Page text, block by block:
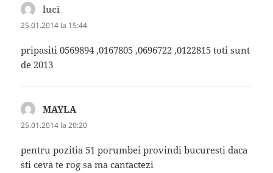
luci
25.01.2014 la 15:44
pripasiti 0569894 ,0167805 ,0696722 ,0122815 toti sunt
de 2013
MAYLAspune:
25.01.2014 la 20:20
pentru pozitia 51 porumbei provindi bucuresti daca
sti ceva te rog sa ma cantactezi